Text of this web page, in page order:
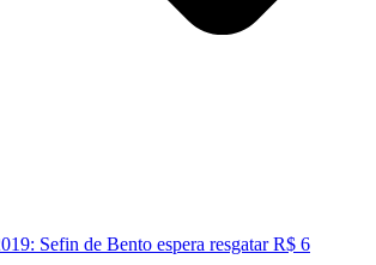
Sefin de Bento espera resgatar R$ 6